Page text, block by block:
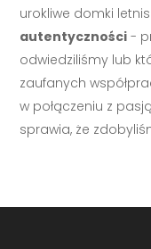
urokliwe domki
autentyczności -
odwiedziliśmy lub
zaufanych
w połączeniu z
sprawia, że